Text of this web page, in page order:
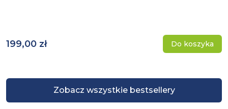
Zobacz wszystkie bestsellery
199,00 zł Do koszyka